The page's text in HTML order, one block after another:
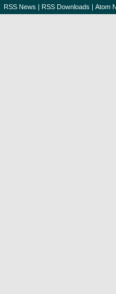
RSS News | RSS Downloads | Atom